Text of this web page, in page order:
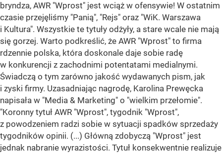
bryndza, AWR "Wprost" jest wciąż w ofensywie! W ostatnim
czasie przejęliśmy "Panią", "Rejs" oraz "WiK. Warszawa
i Kultura". Wszystkie te tytuły odżyły, a stare wcale nie mają
się gorzej. Warto podkreślić, że AWR "Wprost" to firma
rdzennie polska, która doskonale daje sobie radę
w konkurencji z zachodnimi potentatami medialnymi.
Świadczą o tym zarówno jakość wydawanych pism, jak
i zyski firmy. Uzasadniając nagrodę, Karolina Prewęcka
napisała w "Media & Marketing" o "wielkim przełomie".
"Koronny tytuł AWR "Wprost", tygodnik "Wprost",
z powodzeniem radzi sobie w sytuacji spadków sprzedaży
tygodników opinii. (...) Główną zdobyczą "Wprost" jest
jednak nabranie wyrazistości. Tytuł konsekwentnie realizuje